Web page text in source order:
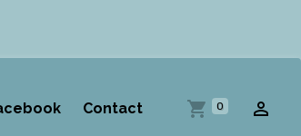
Contact 0